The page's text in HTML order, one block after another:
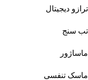
ترازو دیجیتال
تب سنج
ماساژور
ماسک تنفسی